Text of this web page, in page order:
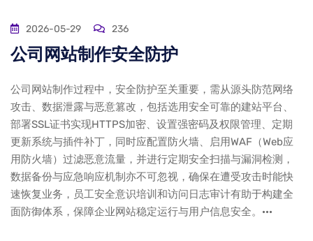
2026-05-29 236
公司网站制作安全防护
公司网站制作过程中，安全防护至关重要，需从源头防范网络
攻击、数据泄露与恶意篡改，包括选用安全可靠的建站平台、
部署SSL证书实现HTTPS加密、设置强密码及权限管理、定期
更新系统与插件补丁，同时应配置防火墙、启用WAF（Web应
用防火墙）过滤恶意流量，并进行定期安全扫描与漏洞检测，
数据备份与应急响应机制亦不可忽视，确保在遭受攻击时能快
速恢复业务，员工安全意识培训和访问日志审计有助于构建全
面防御体系，保障企业网站稳定运行与用户信息安全。···